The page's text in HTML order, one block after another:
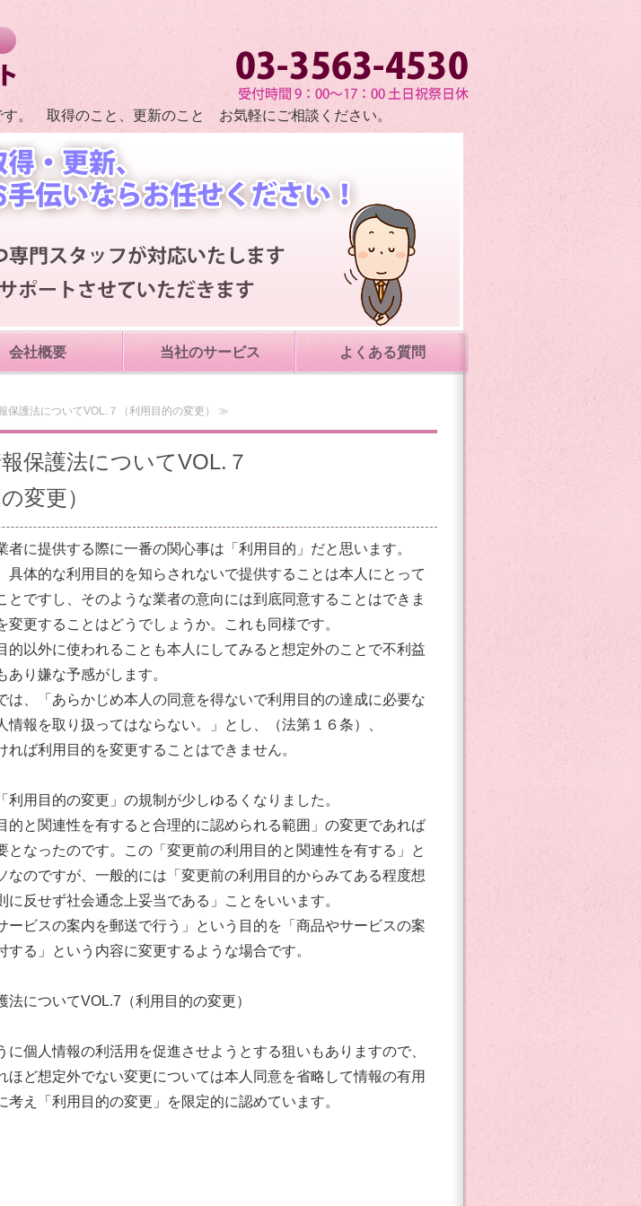
す。 取得のこと、更新のこと お気軽にご相談ください。
会社概要 当社のサービス よくある質問
保護法についてVOL.７（利用目的の変更） ≫
情報保護法についてVOL.７
変更）
者に提供する際に一番の関心事は「利用目的」だと思います。
具体的な利用目的を知らされないで提供することは本人にとって
とですし、そのような業者の意向には到底同意することはできま
変更することはどうでしょうか。これも同様です。
的以外に使われることも本人にしてみると想定外のことで不利益
あり嫌な予感がします。
は、「あらかじめ本人の同意を得ないで利用目的の達成に必要な
情報を取り扱ってはならない。」とし、（法第１６条）、
れば利用目的を変更することはできません。
利用目的の変更」の規制が少しゆるくなりました。
的と関連性を有すると合理的に認められる範囲」の変更であれば
となったのです。この「変更前の利用目的と関連性を有する」と
なのですが、一般的には「変更前の利用目的からみてある程度想
に反せず社会通念上妥当である」ことをいいます。
ービスの案内を郵送で行う」という目的を「商品やサービスの案
する」という内容に変更するような場合です。
法についてVOL.7（利用目的の変更）
に個人情報の利活用を促進させようとする狙いもありますので、
ほど想定外でない変更については本人同意を省略して情報の有用
考え「利用目的の変更」を限定的に認めています。